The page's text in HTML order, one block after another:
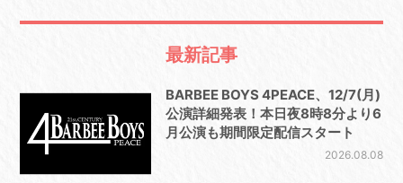
最新記事
BARBEE BOYS 4PEACE、12/7(月)
公演詳細発表！本日夜8時8分より6
月公演も期間限定配信スタート
2026.08.08